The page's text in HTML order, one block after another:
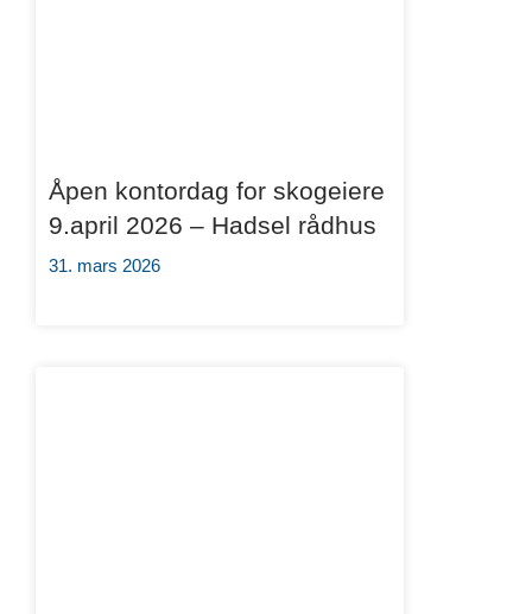
Åpen kontordag for skogeiere
9.april 2026 – Hadsel rådhus
31. mars 2026